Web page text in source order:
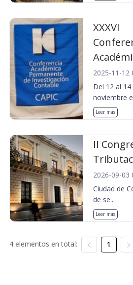
XXXVI
2025-11-12
Del 12 al 14
noviembre
Leer más
II
2026-09-03
Ciudad de
de se...
Leer más
4 elementos en total: 1